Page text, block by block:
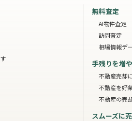
無料査定
AI物件査定
訪問査定
相場情報デ
手残りを増
不動産売却
不動産を好
不動産の売
スムーズに